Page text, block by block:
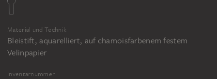
Material und Technik
Bleistift, aquarelliert, auf chamoisfarbenem festem
Velinpapier
Inventarnummer